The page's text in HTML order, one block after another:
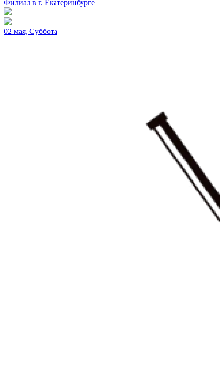
Филиал в г. Екатеринбурге
02 мая, Суббота